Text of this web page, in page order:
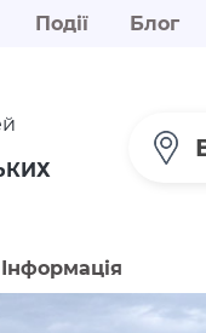
Події Блог
Інформація